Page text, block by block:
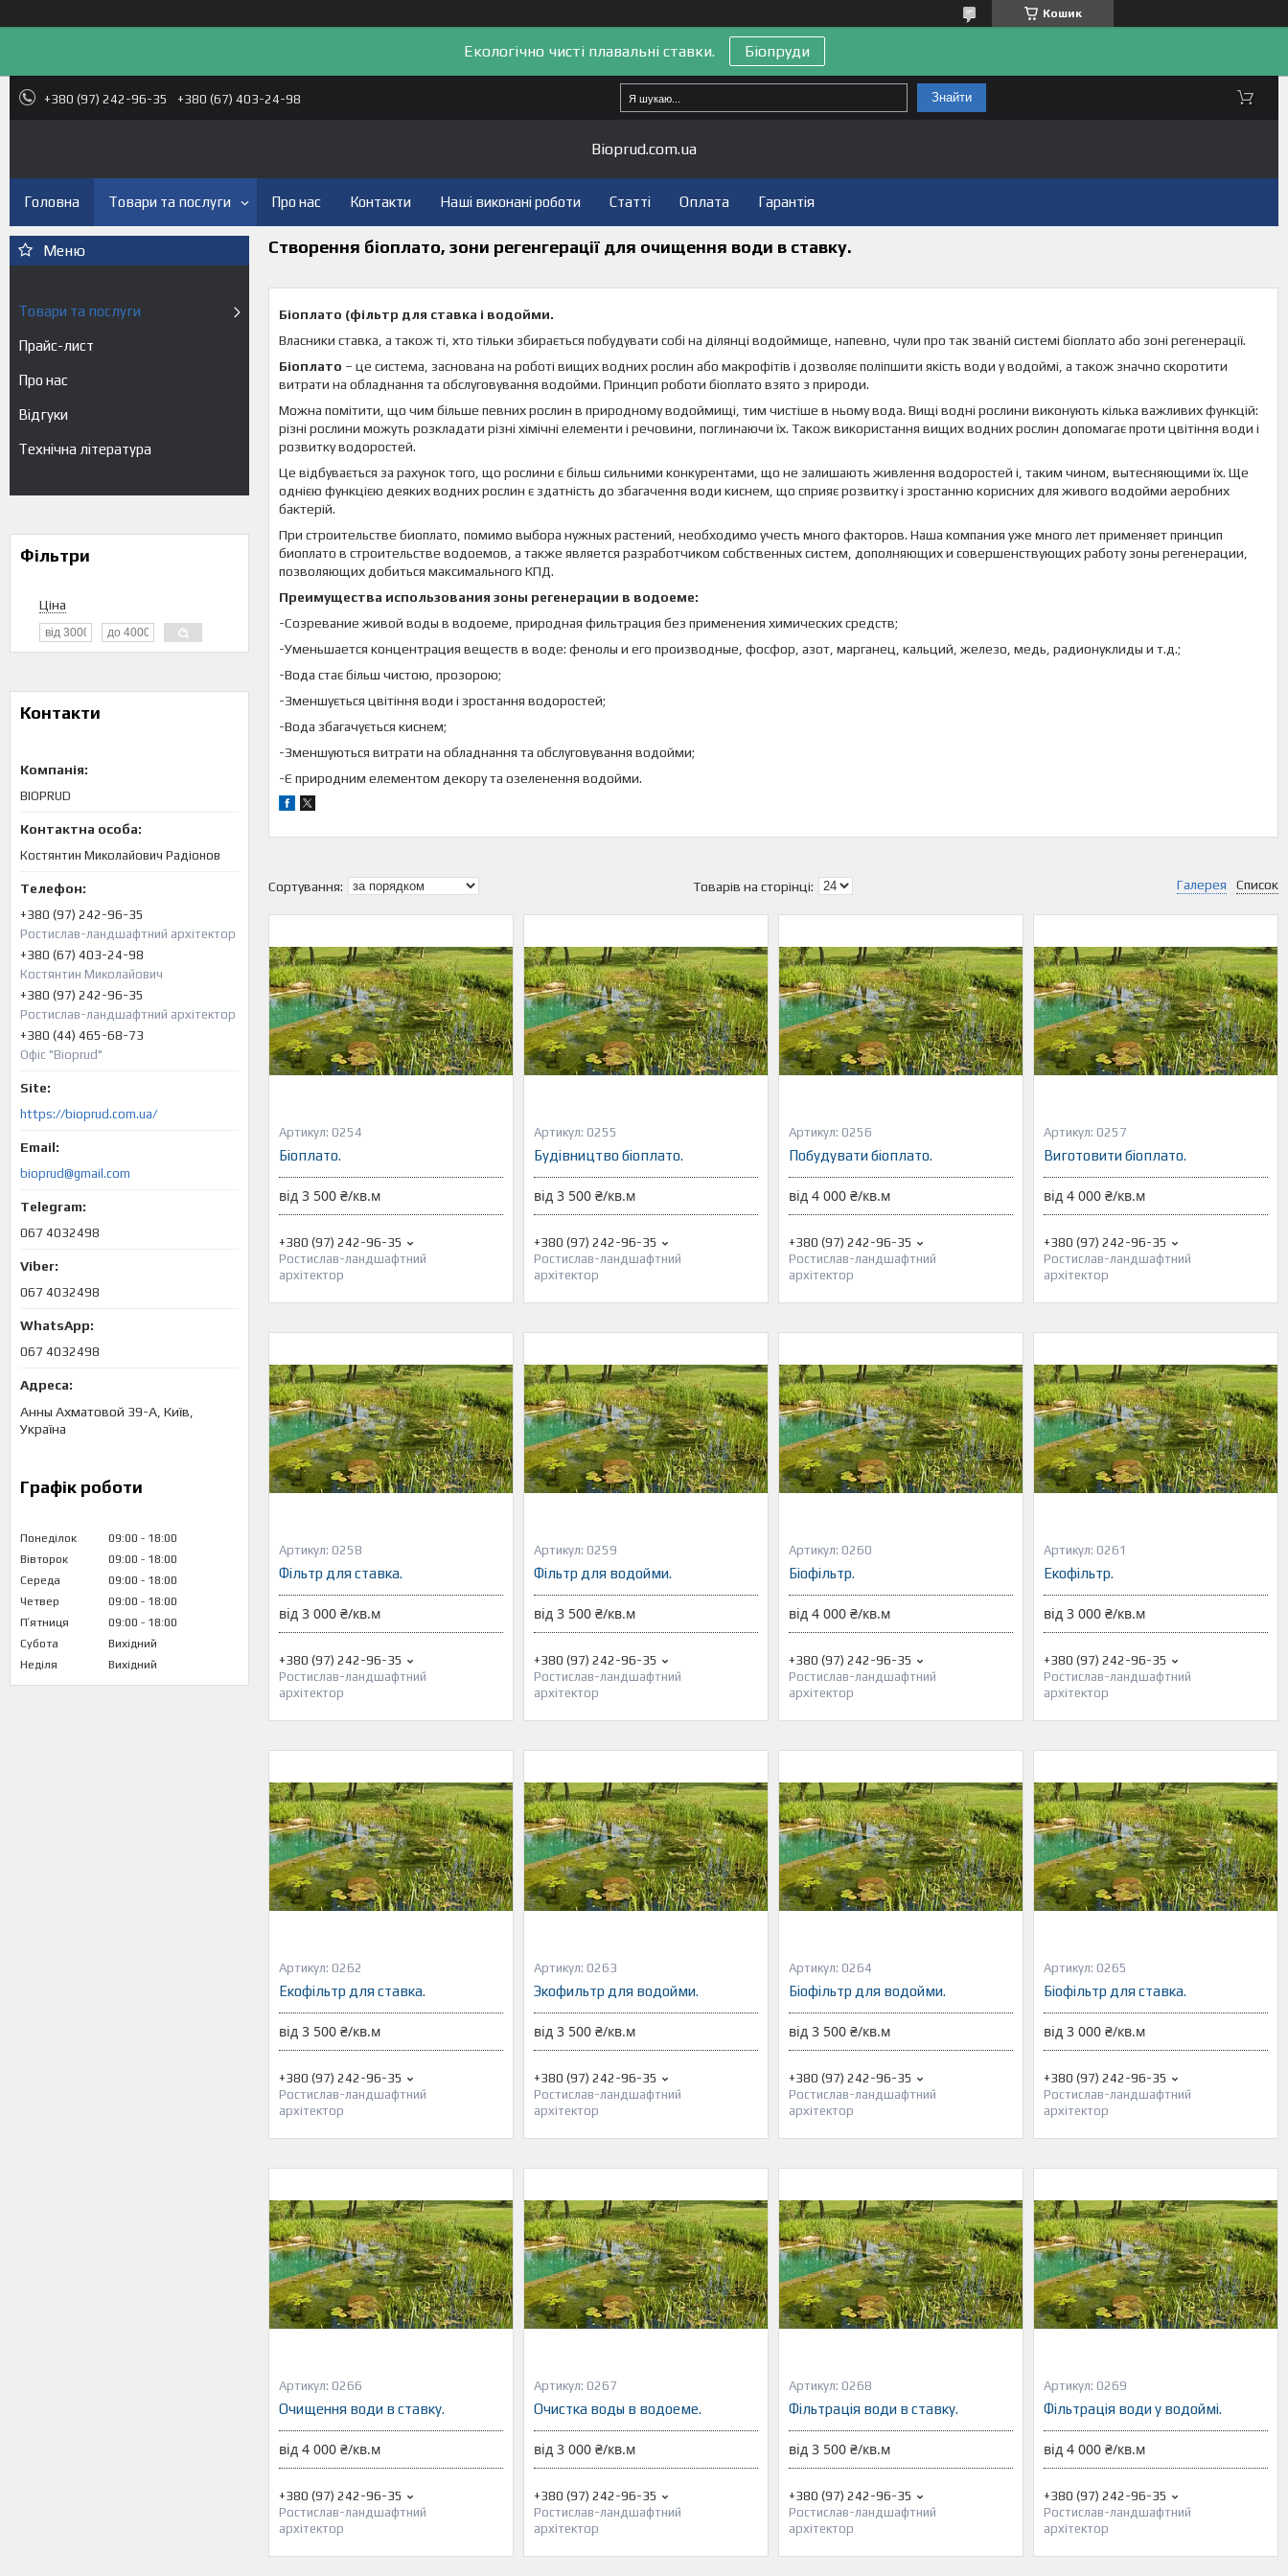
Кошик
Екологічно чисті плавальні ставки. Біопруди
+380 (97) 242-96-35 +380 (67) 403-24-98 Знайти
Bioprud.com.ua
Головна Товари та послуги Про нас Контакти Наші виконані роботи Статті Оплата Гарантія
Товари та послуги
Прайс-лист
Про нас
Відгуки
Технічна література
Фільтри
Ціна
Контакти
BIOPRUD
Костянтин Миколайович Радіонов
+380 (97) 242-96-35
Ростислав-ландшафтний архітектор
+380 (67) 403-24-98
Костянтин Миколайович
+380 (97) 242-96-35
Ростислав-ландшафтний архітектор
+380 (44) 465-68-73
Офіс "Bioprud"
https://bioprud.com.ua/
bioprud@gmail.com
067 4032498
067 4032498
067 4032498
Анны Ахматовой 39-А, Київ,
Україна
Графік роботи
Понеділок 09:00
18:00
Вівторок
09:00
18:00
Середа
09:00
18:00
Четвер
09:00
18:00
Пʼятниця
09:00
18:00
Субота
Вихідний
Неділя
Вихідний
Створення біоплато, зони регенгерації для очищення води в ставку.
Біоплато (фільтр для ставка і водойми.
Власники ставка, а також ті, хто тільки збирається побудувати собі на ділянці водоймище, напевно, чули про так званій системі біоплато або зоні регенерації.
Біоплато – це система, заснована на роботі вищих водних рослин або макрофітів і дозволяє поліпшити якість води у водоймі, а також значно скоротити
витрати на обладнання та обслуговування водойми. Принцип роботи біоплато взято з природи.
Можна помітити, що чим більше певних рослин в природному водоймищі, тим чистіше в ньому вода. Вищі водні рослини виконують кілька важливих функцій:
різні рослини можуть розкладати різні хімічні елементи і речовини, поглинаючи їх. Також використання вищих водних рослин допомагає проти цвітіння води і
розвитку водоростей.
Це відбувається за рахунок того, що рослини є більш сильними конкурентами, що не залишають живлення водоростей і, таким чином, вытесняющими їх. Ще
однією функцією деяких водних рослин є здатність до збагачення води киснем, що сприяє розвитку і зростанню корисних для живого водойми аеробних
бактерій.
При строительстве биоплато, помимо выбора нужных растений, необходимо учесть много факторов. Наша компания уже много лет применяет принцип
биоплато в строительстве водоемов, а также является разработчиком собственных систем, дополняющих и совершенствующих работу зоны регенерации,
позволяющих добиться максимального КПД.
Преимущества использования зоны регенерации в водоеме:
-Созревание живой воды в водоеме, природная фильтрация без применения химических средств;
-Уменьшается концентрация веществ в воде: фенолы и его производные, фосфор, азот, марганец, кальций, железо, медь, радионуклиды и т.д.;
-Вода стає більш чистою, прозорою;
-Зменшується цвітіння води і зростання водоростей;
-Вода збагачується киснем;
-Зменшуються витрати на обладнання та обслуговування водойми;
-Є природним елементом декору та озеленення водойми.
Галерея Список
0254
Біоплато.
від 3 500 ₴/кв.м
+380 (97) 242-96-35
Ростислав-ландшафтний
архітектор
0255
Будівництво біоплато.
від 3 500 ₴/кв.м
+380 (97) 242-96-35
Ростислав-ландшафтний
архітектор
0256
Побудувати біоплато.
від 4 000 ₴/кв.м
+380 (97) 242-96-35
Ростислав-ландшафтний
архітектор
0257
Виготовити біоплато.
від 4 000 ₴/кв.м
+380 (97) 242-96-35
Ростислав-ландшафтний
архітектор
0258
Фільтр для ставка.
від 3 000 ₴/кв.м
+380 (97) 242-96-35
Ростислав-ландшафтний
архітектор
0259
Фільтр для водойми.
від 3 500 ₴/кв.м
+380 (97) 242-96-35
Ростислав-ландшафтний
архітектор
0260
Біофільтр.
від 4 000 ₴/кв.м
+380 (97) 242-96-35
Ростислав-ландшафтний
архітектор
0261
Екофільтр.
від 3 000 ₴/кв.м
+380 (97) 242-96-35
Ростислав-ландшафтний
архітектор
0262
Екофільтр для ставка.
від 3 500 ₴/кв.м
+380 (97) 242-96-35
Ростислав-ландшафтний
архітектор
0263
Экофильтр для водойми.
від 3 500 ₴/кв.м
+380 (97) 242-96-35
Ростислав-ландшафтний
архітектор
0264
Біофільтр для водойми.
від 3 500 ₴/кв.м
+380 (97) 242-96-35
Ростислав-ландшафтний
архітектор
0265
Біофільтр для ставка.
від 3 000 ₴/кв.м
+380 (97) 242-96-35
Ростислав-ландшафтний
архітектор
0266
Очищення води в ставку.
від 4 000 ₴/кв.м
+380 (97) 242-96-35
Ростислав-ландшафтний
архітектор
0267
Очистка воды в водоеме.
від 3 000 ₴/кв.м
+380 (97) 242-96-35
Ростислав-ландшафтний
архітектор
0268
Фільтрація води в ставку.
від 3 500 ₴/кв.м
+380 (97) 242-96-35
Ростислав-ландшафтний
архітектор
0269
Фільтрація води у водоймі.
від 4 000 ₴/кв.м
+380 (97) 242-96-35
Ростислав-ландшафтний
архітектор